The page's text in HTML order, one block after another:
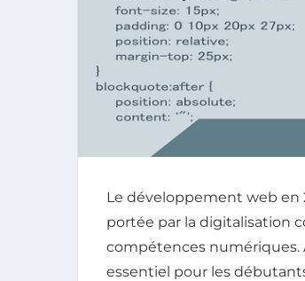
Le développement web en
portée par la digitalisation
compétences numériques.
essentiel pour les